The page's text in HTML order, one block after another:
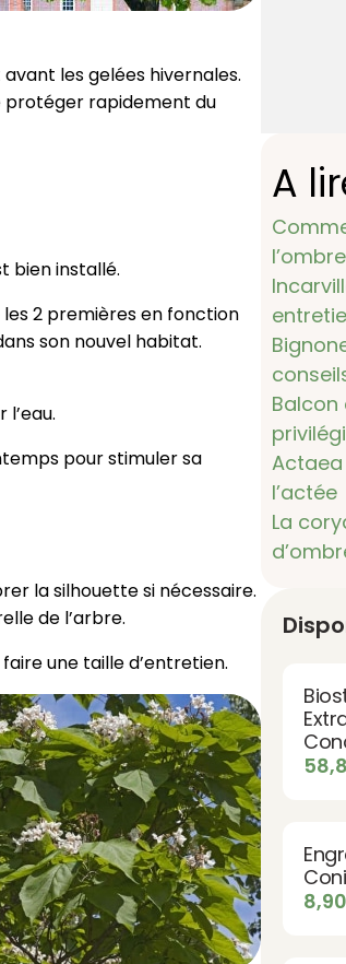
les gelées hivernales.
protéger rapidement du
bien installé.
2 premières en fonction
son nouvel habitat.
pour stimuler sa
la silhouette si nécessaire.
de l’arbre.
une taille d’entretien.
A
Balcon
l’actée
La
8,90